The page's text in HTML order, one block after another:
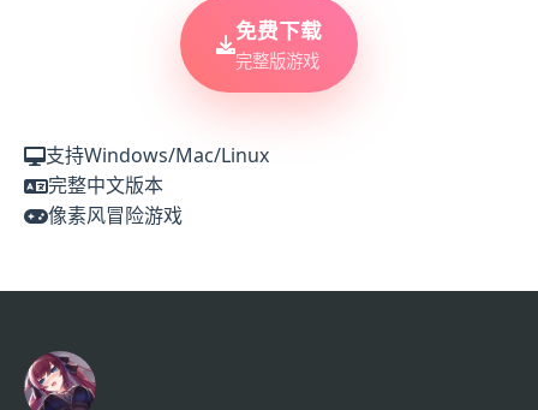
免费下载
完整版游戏
支持Windows/Mac/Linux
完整中文版本
像素风冒险游戏